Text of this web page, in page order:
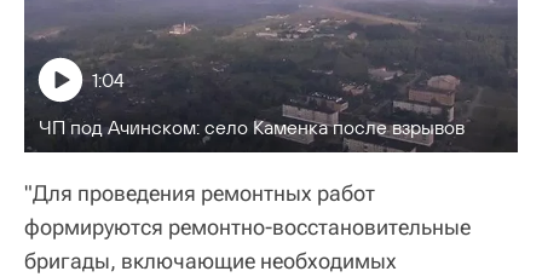
ЧП под Ачинском: село Каменка после взрывов
1:04
"Для проведения ремонтных работ
формируются ремонтно-восстановительные
бригады, включающие необходимых